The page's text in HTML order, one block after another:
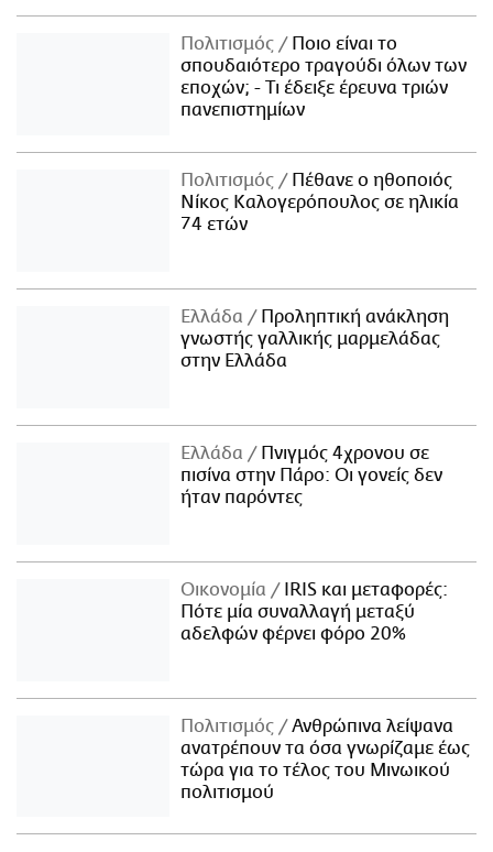
Πολιτισμός
Ποιο είναι το
σπουδαιότερο τραγούδι όλων των
εποχών; - Τι έδειξε έρευνα τριών
πανεπιστημίων
Πολιτισμός
Πέθανε ο ηθοποιός
Νίκος Καλογερόπουλος σε ηλικία
74 ετών
Ελλάδα
Προληπτική ανάκληση
γνωστής γαλλικής μαρμελάδας
στην Ελλάδα
Ελλάδα
Πνιγμός 4χρονου σε
πισίνα στην Πάρο: Οι γονείς δεν
ήταν παρόντες
Οικονομία
IRIS και μεταφορές:
Πότε μία συναλλαγή μεταξύ
αδελφών φέρνει φόρο 20%
Πολιτισμός
Ανθρώπινα λείψανα
ανατρέπουν τα όσα γνωρίζαμε έως
τώρα για το τέλος του Μινωικού
πολιτισμού